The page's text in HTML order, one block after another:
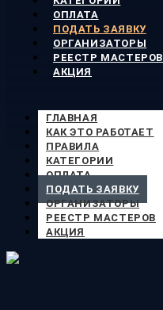
ОПЛАТА
ПОДАТЬ ЗАЯВКУ
ОРГАНИЗАТОРЫ
РЕЕСТР МАСТЕРОВ
АКЦИЯ
ГЛАВНАЯ
КАК ЭТО РАБОТАЕТ
ПРАВИЛА
КАТЕГОРИИ
ОПЛАТА
ПОДАТЬ ЗАЯВКУ
ОРГАНИЗАТОРЫ
РЕЕСТР МАСТЕРОВ
АКЦИЯ